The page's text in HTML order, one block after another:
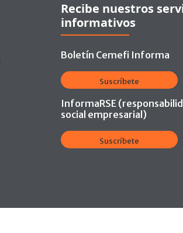
Recibe nuestros
informativos
Boletín Cemefi Informa
Suscríbete
InformaRSE
social empresarial)
Suscríbete